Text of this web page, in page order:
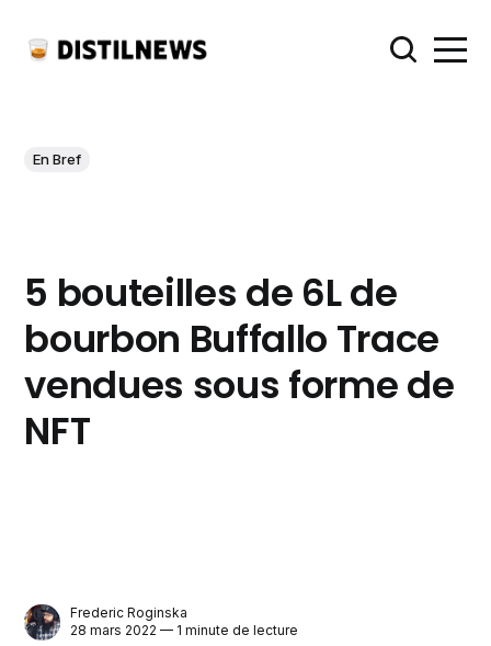
En Bref
5 bouteilles de 6L de
bourbon Buffallo Trace
vendues sous forme de
NFT
Frederic Roginska
28 mars 2022 — 1 minute de lecture